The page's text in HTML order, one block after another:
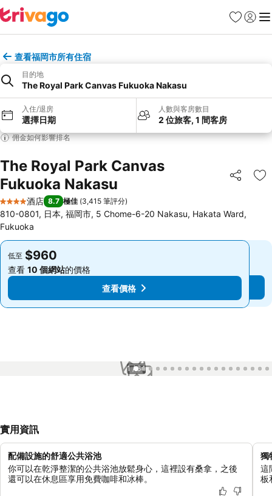
收藏夾
登入 選
查看福岡市所有住宿
目的地
The Royal Park Canvas Fukuoka Nakasu
入住/退房
選擇日期
人數與客房數目
2 位旅客, 1 間客房
佣金如何影響排名
The Royal Park Canvas
Fukuoka Nakasu
分享 放
4 星級
酒店 8.7 極佳 (3,415 筆評分)
810-0801, 日本, 福岡市, 5 Chome-6-20 Nakasu, Hakata Ward,
Fukuoka
低至 $960
查看 10 個網站的價格
查看價格
低至 $960
查看 10 個網站的價格
查看價格
1 / 64
實用資訊
配備設施的舒適公共浴池
你可以在乾淨整潔的公共浴池放鬆身心，這裡設有桑拿，之後
還可以在休息區享用免費咖啡和冰棒。
獨
這
板